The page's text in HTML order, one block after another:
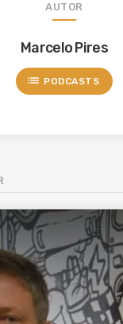
AUTOR
Marcelo Pires
list PODCASTS